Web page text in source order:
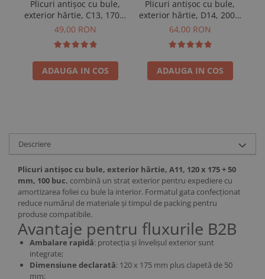
Plicuri antișoc cu bule,
exterior hârtie, C13, 170 x
225 + 50 mm, 100 buc
49,00 RON
ADAUGA IN COS
Plicuri antișoc cu bule,
exterior hârtie, D14, 200 x
275 + 50 mm, 100 buc
64,00 RON
ADAUGA IN COS
Descriere
Plicuri antișoc cu bule, exterior hârtie, A11, 120 x 175 + 50
mm, 100 buc. combină un strat exterior pentru expediere cu
amortizarea foliei cu bule la interior. Formatul gata confecționat
reduce numărul de materiale și timpul de packing pentru
produse compatibile.
Avantaje pentru fluxurile B2B
Ambalare rapidă: protecția și învelișul exterior sunt
integrate;
Dimensiune declarată: 120 x 175 mm plus clapetă de 50
mm;